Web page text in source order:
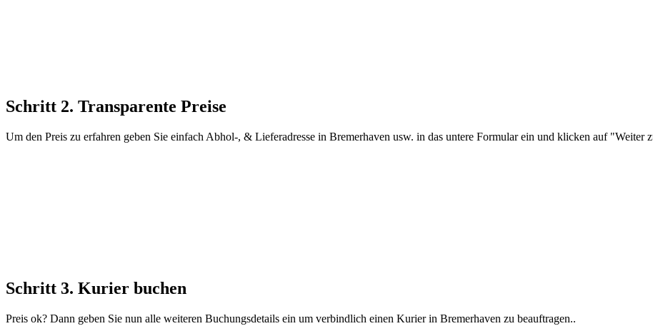
Schritt 2. Transparente Preise
Um den Preis zu erfahren geben Sie einfach Abhol-, & Lieferadresse in Bremerhaven usw. in das untere Formular ein und klicken auf "Weiter
Schritt 3. Kurier buchen
Preis ok? Dann geben Sie nun alle weiteren Buchungsdetails ein um verbindlich einen Kurier in Bremerhaven zu beauftragen..